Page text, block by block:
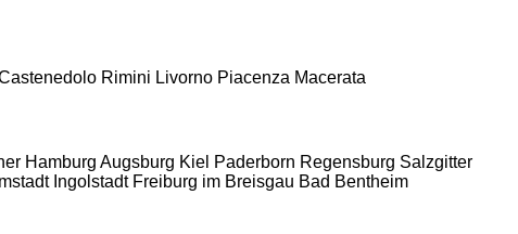
Rimini Livorno Piacenza Macerata
Hamburg Augsburg Kiel Paderborn Regensburg Salzgitter
Ingolstadt Freiburg im Breisgau Bad Bentheim